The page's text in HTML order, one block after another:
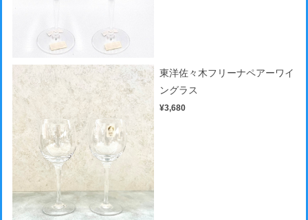
東洋佐々木フリーナペアーワイ
ングラス
¥3,680